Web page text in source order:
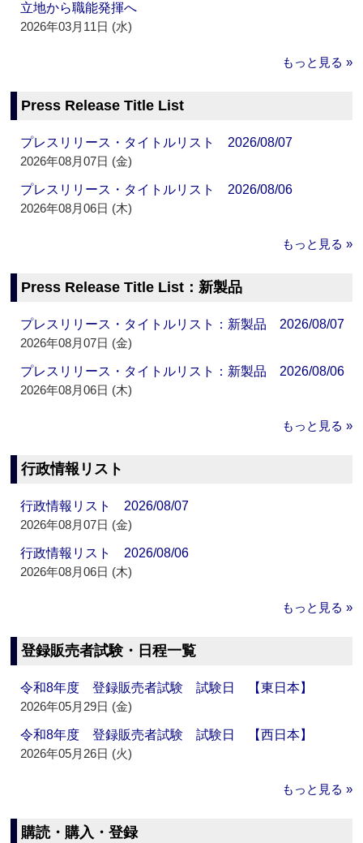
立地から職能発揮へ
2026年03月11日 (水)
もっと見る »
Press Release Title List
プレスリリース・タイトルリスト 2026/08/07
2026年08月07日 (金)
プレスリリース・タイトルリスト 2026/08/06
2026年08月06日 (木)
もっと見る »
Press Release Title List：新製品
プレスリリース・タイトルリスト：新製品 2026/08/07
2026年08月07日 (金)
プレスリリース・タイトルリスト：新製品 2026/08/06
2026年08月06日 (木)
もっと見る »
行政情報リスト
行政情報リスト 2026/08/07
2026年08月07日 (金)
行政情報リスト 2026/08/06
2026年08月06日 (木)
もっと見る »
登録販売者試験・日程一覧
令和8年度 登録販売者試験 試験日 【東日本】
2026年05月29日 (金)
令和8年度 登録販売者試験 試験日 【西日本】
2026年05月26日 (火)
もっと見る »
購読・購入・登録